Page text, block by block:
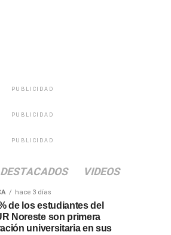
PUBLICIDAD
PUBLICIDAD
PUBLICIDAD
DESTACADOS VIDEOS
hace 3 días
de los estudiantes del
Noreste son primera
universitaria en sus